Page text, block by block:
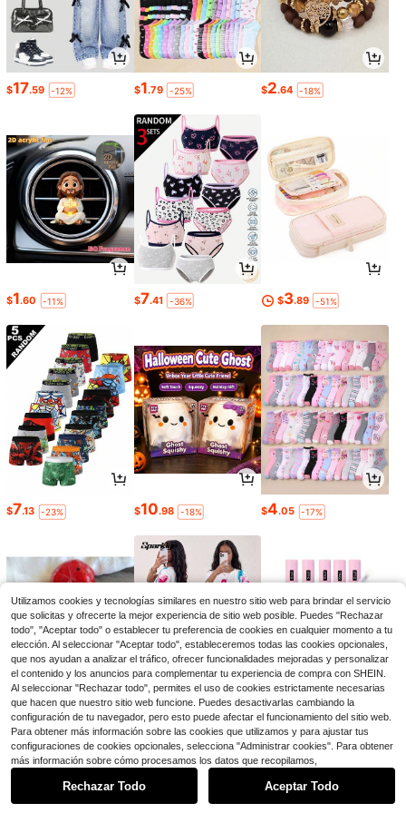
1
0
$17.59 -12% $1.79 -25% $2.64 -18%
$1.60 -11% $7.41 -36% $3.89 -51%
$7.13 -23% $10.98 -18% $4.05 -17%
$5.23 -14% $10.64 -22% $2.06 -51%
Utilizamos cookies y tecnologías similares en nuestro sitio web para brindar el servicio
que solicitas y ofrecerte la mejor experiencia de sitio web posible. Puedes "Rechazar
todo", "Aceptar todo" o establecer tu preferencia de cookies en cualquier momento a tu
elección. Al seleccionar "Aceptar todo", estableceremos todas las cookies opcionales,
que nos ayudan a analizar el tráfico, ofrecer funcionalidades mejoradas y personalizar
el contenido y los anuncios para complementar tu experiencia de compra con SHEIN.
Al seleccionar "Rechazar todo", permites el uso de cookies estrictamente necesarias
que hacen que nuestro sitio web funcione. Puedes desactivarlas cambiando la
configuración de tu navegador, pero esto puede afectar el funcionamiento del sitio web.
Para obtener más información sobre las cookies que utilizamos y para ajustar tus
configuraciones de cookies opcionales, selecciona "Administrar cookies". Para obtener
más información sobre cómo procesamos los datos que recopilamos,
Rechazar Todo Aceptar Todo